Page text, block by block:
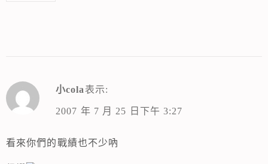
小cola表示:
2007 年 7 月 25 日下午 3:27
看來你們的戰績也不少吶